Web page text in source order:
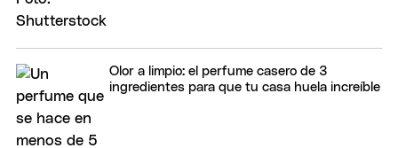
Olor a limpio: el perfume casero de 3
ingredientes para que tu casa huela increíble